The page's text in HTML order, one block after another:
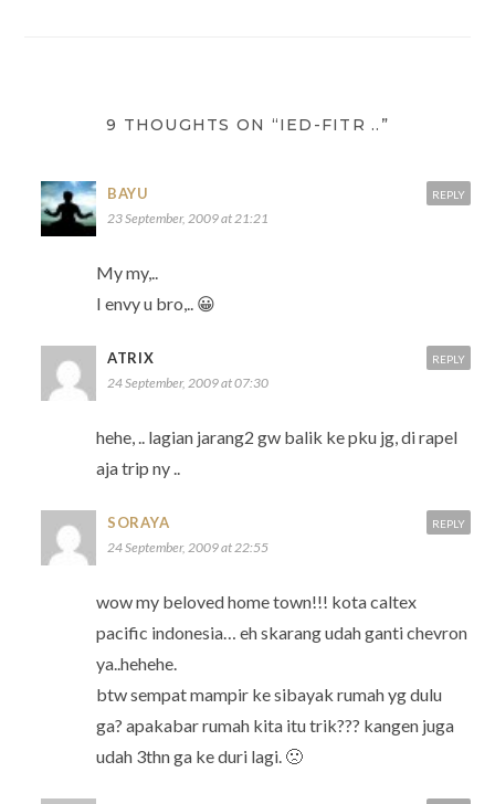
9 THOUGHTS ON “IED-FITR ..”
BAYU
23 September, 2009 at 21:21
My my,..
I envy u bro,.. 😀
REPLY
ATRIX
24 September, 2009 at 07:30
hehe, .. lagian jarang2 gw balik ke pku jg, di rapel
aja trip ny ..
REPLY
SORAYA
24 September, 2009 at 22:55
wow my beloved home town!!! kota caltex
pacific indonesia… eh skarang udah ganti chevron
ya..hehehe.
btw sempat mampir ke sibayak rumah yg dulu
ga? apakabar rumah kita itu trik??? kangen juga
udah 3thn ga ke duri lagi. 🙁
REPLY